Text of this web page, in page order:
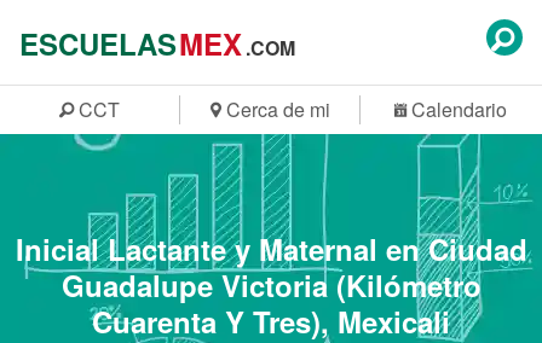
ESCUELASMEX.COM
CCT Cerca de mi Calendario
Inicial Lactante y Maternal en Ciudad
Guadalupe Victoria (Kilómetro
Cuarenta Y Tres), Mexicali